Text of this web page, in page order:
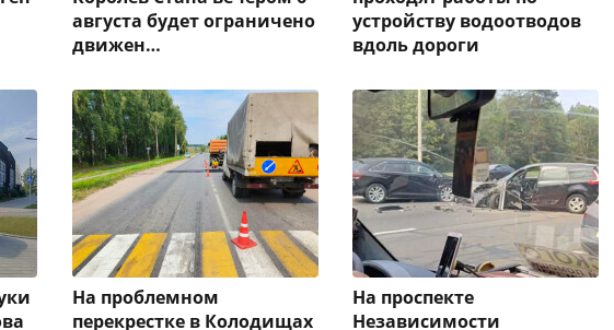
августа будет ограничено
движен…
устройству водоотводов
вдоль дороги
На проблемном
перекрестке в Колодищах
На проспекте
Независимости